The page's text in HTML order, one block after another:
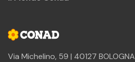
Via Michelino, 59 | 40127 BOLOGNA